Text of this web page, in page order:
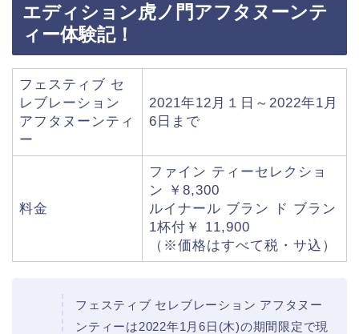
エディション虎ノ門アフタヌーンテ
ィー体験記！
フェスティブ セ
レブレーション
アフタヌーンティ
ー
2021年12月１日～2022年1月
6日まで
料金
ファイン ティーセレクショ
ン ￥8,300
ルイナール ブラン ド ブラン
1杯付￥ 11,900
（※価格はすべて税・サ込）
フェスティブ セレブレーション アフタヌー
ンティーは2022年1月6日(木)の期間限定で現